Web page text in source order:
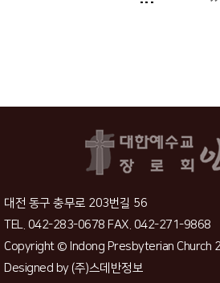
대전 동구 충무로 203번길 56
TEL. 042-283-0678 FAX. 042-271-9868
Copyright © Indong Presbyterian Church
Designed by(주)스데반정보